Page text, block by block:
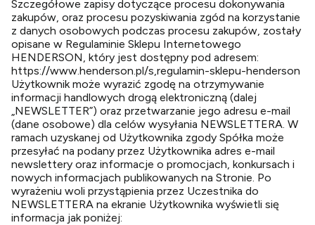
Szczegółowe zapisy dotyczące procesu dokonywania
zakupów, oraz procesu pozyskiwania zgód na korzystanie
z danych osobowych podczas procesu zakupów, zostały
opisane w Regulaminie Sklepu Internetowego
HENDERSON, który jest dostępny pod adresem:
https://www.henderson.pl/s,regulamin-sklepu-henderson
Użytkownik może wyrazić zgodę na otrzymywanie
informacji handlowych drogą elektroniczną (dalej
„NEWSLETTER”) oraz przetwarzanie jego adresu e-mail
(dane osobowe) dla celów wysyłania NEWSLETTERA. W
ramach uzyskanej od Użytkownika zgody Spółka może
przesyłać na podany przez Użytkownika adres e-mail
newslettery oraz informacje o promocjach, konkursach i
nowych informacjach publikowanych na Stronie. Po
wyrażeniu woli przystąpienia przez Uczestnika do
NEWSLETTERA na ekranie Użytkownika wyświetli się
informacja jak poniżej: